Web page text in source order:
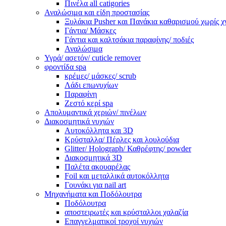
Πινέλα all catigories
Αναλώσιμα και είδη προστασίας
Ξυλάκια Pusher και Πανάκια καθαρισμού χωρίς
Γάντια/ Μάσκες
Γάντια και καλτσάκια παραφίνης/ ποδιές
Αναλώσιμα
Υγρά/ ασετόν/ cuticle remover
φροντίδα spa
κρέμες/ μάσκες/ scrub
Λάδι επωνυχίων
Παραφίνη
Ζεστό κερί spa
Απολυμαντικά χεριών/ πινέλων
Διακοσμητικά νυχιών
Αυτοκόλλητα και 3D
Κρύσταλλα/ Πέρλες και λουλούδια
Glitter/ Holograph/ Καθρέφτης/ powder
Διακοσμητικά 3D
Παλέτα ακουαρέλας
Foil και μεταλλικά αυτοκόλλητα
Γουνάκι για nail art
Μηχανήματα και Ποδόλουτρα
Ποδόλουτρα
αποστειρωτές και κρύσταλλοι χαλαζία
Επαγγελματικοί τροχοί νυχιών